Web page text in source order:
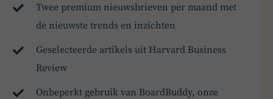
Twee premium nieuwsbrieven per maand met
de nieuwste trends en inzichten
Geselecteerde artikels uit Harvard Business
Review
Onbeperkt gebruik van BoardBuddy, onze